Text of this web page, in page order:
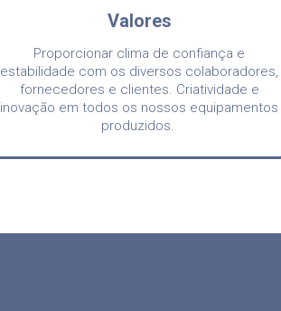
Valores
Proporcionar clima de confiança e
estabilidade com os diversos colaboradores,
fornecedores e clientes. Criatividade e
inovação em todos os nossos equipamentos
produzidos.